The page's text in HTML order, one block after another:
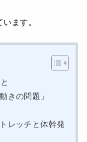
ます。
きの問題」
レッチと体幹発